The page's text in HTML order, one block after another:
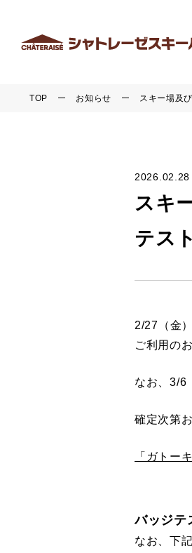
TOP お知らせ スキー場及
2026.02.28
スキ
テス
2/27（金
ご利用の
なお、3/6
確定次第
「ガトー
バッジテ
なお、下